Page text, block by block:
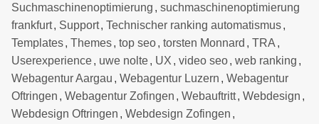
Suchmaschinenoptimierung , suchmaschinenoptimierung
frankfurt, Support, Technischer ranking automatismus,
Templates, Themes, top seo, torsten Monnard , TRA ,
Userexperience, uwe nolte, UX , video seo, web ranking ,
Webagentur Aargau , Webagentur Luzern , Webagentur
Oftringen , Webagentur Zofingen , Webauftritt, Webdesign ,
Webdesign Oftringen , Webdesign Zofingen ,